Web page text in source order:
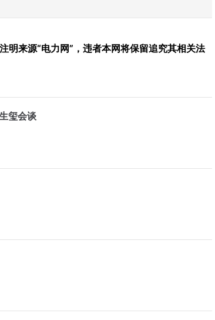
明来源“电力网”，违者本网将保留追究其相关法
玺会谈